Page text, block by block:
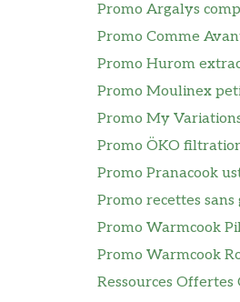
Promo Argalys
Promo Comme
Promo Hurom
Promo Moulinex
Promo My
Promo ÖKO
Promo Pranacook
Promo recettes
Promo Warmcook
Promo Warmcook
Ressources